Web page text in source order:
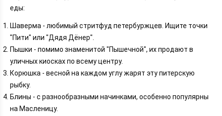
еды:
Шаверма - любимый стритфуд петербуржцев. Ищите точки
"Пити" или "Дядя Дёнер".
Пышки - помимо знаменитой "Пышечной", их продают в
уличных киосках по всему центру.
Корюшка - весной на каждом углу жарят эту питерскую
рыбку.
Блины - с разнообразными начинками, особенно популярны
на Масленицу.